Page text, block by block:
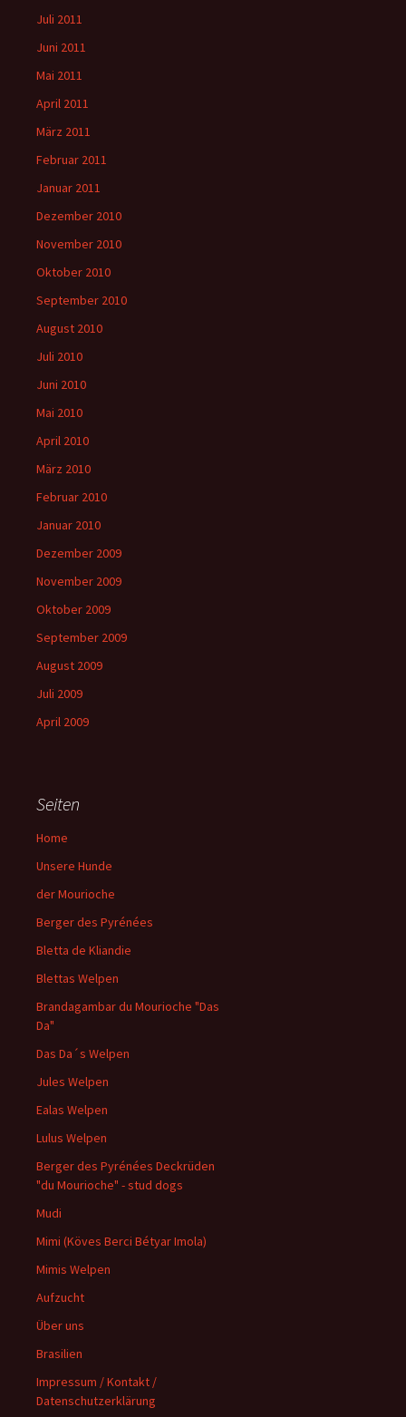
Juli 2011
Juni 2011
Mai 2011
April 2011
März 2011
Februar 2011
Januar 2011
Dezember 2010
November 2010
Oktober 2010
September 2010
August 2010
Juli 2010
Juni 2010
Mai 2010
April 2010
März 2010
Februar 2010
Januar 2010
Dezember 2009
November 2009
Oktober 2009
September 2009
August 2009
Juli 2009
April 2009
Seiten
Home
Unsere Hunde
der Mourioche
Berger des Pyrénées
Bletta de Kliandie
Blettas Welpen
Brandagambar du Mourioche "Das
Da"
Das Da´s Welpen
Jules Welpen
Ealas Welpen
Lulus Welpen
Berger des Pyrénées Deckrüden
"du Mourioche" - stud dogs
Mudi
Mimi (Köves Berci Bétyar Imola)
Mimis Welpen
Aufzucht
Über uns
Brasilien
Impressum / Kontakt /
Datenschutzerklärung